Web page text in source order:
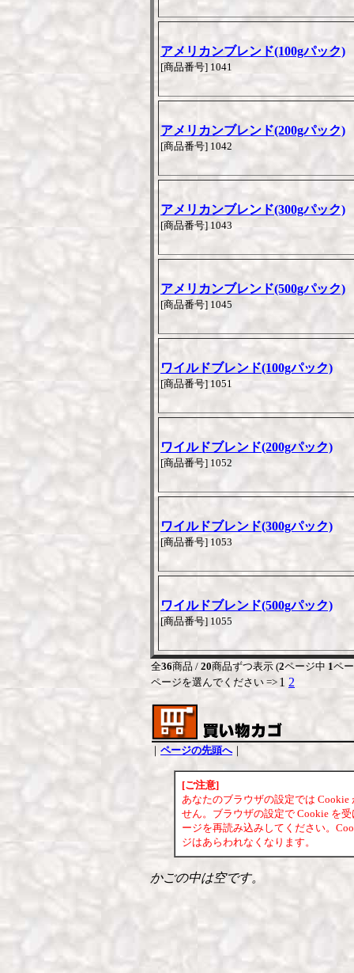
アメリカンブレンド(100gパック)
[商品番号] 1041
アメリカンブレンド(200gパック)
[商品番号] 1042
アメリカンブレンド(300gパック)
[商品番号] 1043
アメリカンブレンド(500gパック)
[商品番号] 1045
ワイルドブレンド(100gパック)
[商品番号] 1051
ワイルドブレンド(200gパック)
[商品番号] 1052
ワイルドブレンド(300gパック)
[商品番号] 1053
ワイルドブレンド(500gパック)
[商品番号] 1055
全36商品 / 20商品ずつ表示 (2ページ中 1ペ
ページを選んでください => 1 2
｜ ページの先頭へ｜
[ご注意]
あなたのブラウザの設定では
せん。ブラウザの設定で Cookie を
ージを再読み込みしてください。
ジはあらわれなくなります。
かごの中は空です。